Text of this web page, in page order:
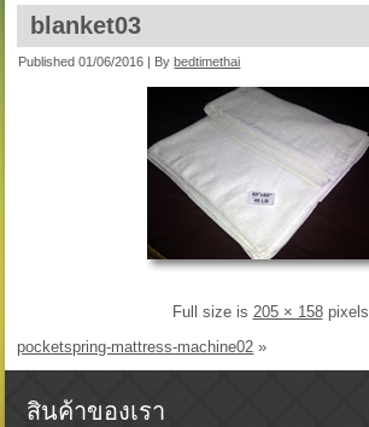
blanket03
Published 01/06/2016 | By bedtimethai
Full size is 205 × 158pixels
pocketspring-mattress-machine02 »
สินค้าของเรา